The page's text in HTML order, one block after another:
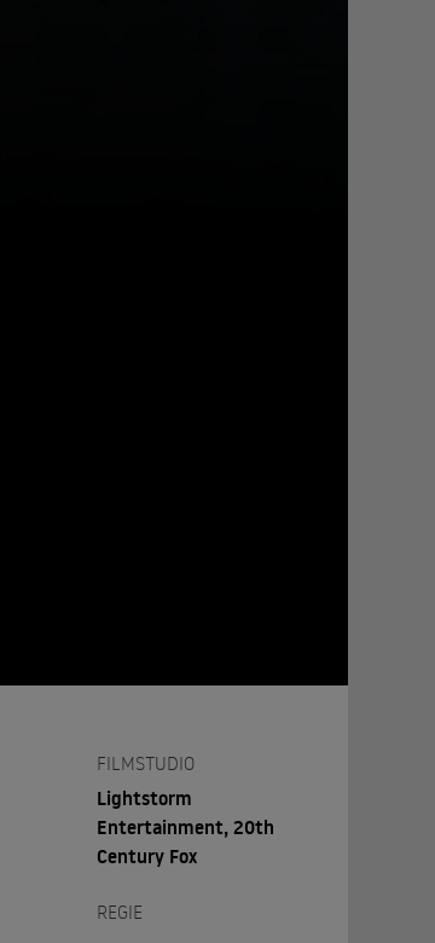
FILMSTUDIO
Lightstorm
Entertainment, 20th
Century Fox
REGIE